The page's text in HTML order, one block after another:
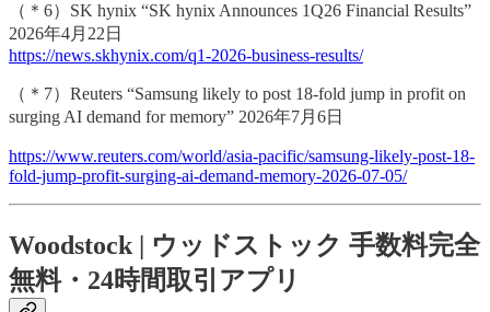
（＊6）SK hynix “SK hynix Announces 1Q26 Financial Results”
2026年4月22日
https://news.skhynix.com/q1-2026-business-results/
（＊7）Reuters “Samsung likely to post 18-fold jump in profit on
surging AI demand for memory” 2026年7月6日
https://www.reuters.com/world/asia-pacific/samsung-likely-post-18-
fold-jump-profit-surging-ai-demand-memory-2026-07-05/
Woodstock | ウッドストック 手数料完全
無料・24時間取引アプリ